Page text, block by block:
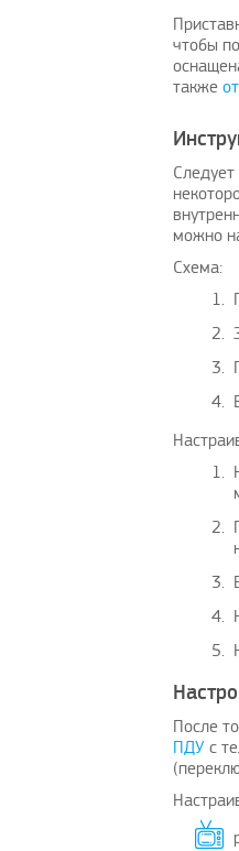
чтобы
также
Следует
можно
Схема:
После
ПДУ с